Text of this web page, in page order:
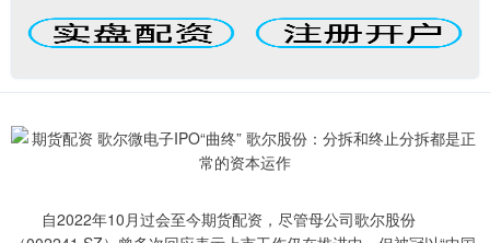
自2022年10月过会至今期货配资，尽管母公司歌尔股份